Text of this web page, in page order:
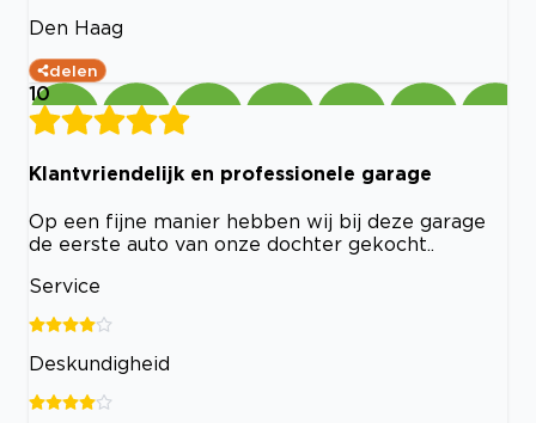
Den Haag
delen
10
Klantvriendelijk en professionele garage
Op een fijne manier hebben wij bij deze garage
de eerste auto van onze dochter gekocht..
Service
Deskundigheid